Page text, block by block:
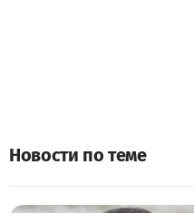
Новости по теме